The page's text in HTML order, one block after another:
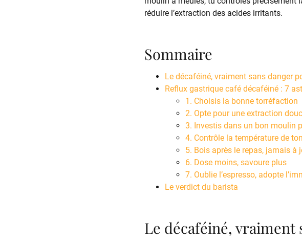
réduire l’extraction des acides irritants.
Sommaire
Le décaféiné, vraiment sans danger
Reflux gastrique café décaféiné : 7
1. Choisis la bonne torréfaction
2. Opte pour une extraction
3. Investis dans un bon moulin
4. Contrôle la température de
5. Bois après le repas, jamais à
6. Dose moins, savoure plus
7. Oublie l’espresso, adopte
Le verdict du barista
Le décaféiné, vraiment